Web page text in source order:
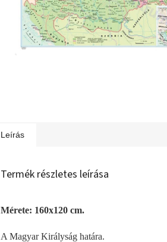
Leírás
Termék részletes leírása
Mérete: 160x120 cm.
A Magyar Királyság határa.